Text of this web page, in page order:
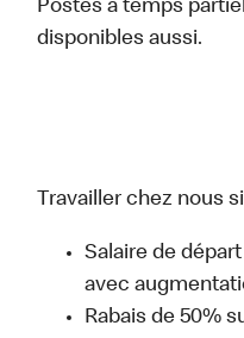
Postes à temps
disponibles aussi.
Travailler chez nous
Salaire de
avec
Rabais de 50%